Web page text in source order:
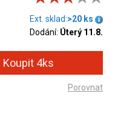
Ext. sklad:>20 ks
Dodání: Úterý 11.8.
Porovnat